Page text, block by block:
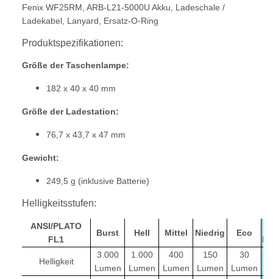
Fenix WF25RM, ARB-L21-5000U Akku, Ladeschale /
Ladekabel, Lanyard, Ersatz-O-Ring
Produktspezifikationen:
Größe der Taschenlampe:
182 x 40 x 40 mm
Größe der Ladestation:
76,7 x 43,7 x 47 mm
Gewicht:
249,5 g (inklusive Batterie)
Helligkeitsstufen:
ANSI/PLATO
FL1
Burst Hell Mittel Niedrig Eco
Helligkeit
3.000
Lumen
1.000
Lumen
400
Lumen
150
Lumen
30
Lumen